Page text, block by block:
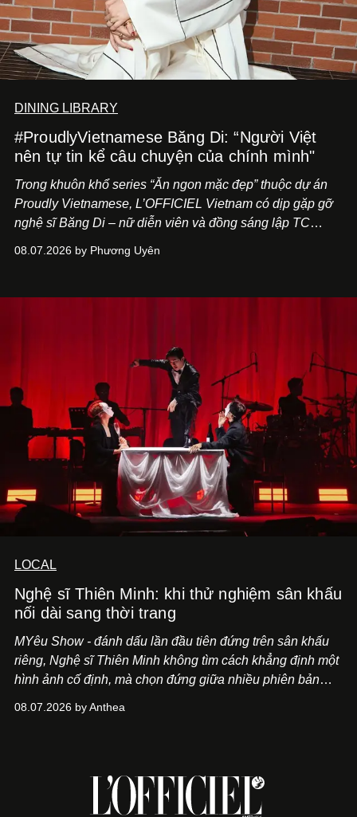
DINING LIBRARY
#ProudlyVietnamese Băng Di: “Người Việt
nên tự tin kể câu chuyện của chính mình"
Trong khuôn khổ series “Ăn ngon mặc đẹp” thuộc dự án
Proudly Vietnamese, L’OFFICIEL Vietnam có dịp gặp gỡ
nghệ sĩ Băng Di – nữ diễn viên và đồng sáng lập TC
Kitchen Bar và SALEM tại TP.HCM.
08.07.2026 by Phương Uyên
LOCAL
Nghệ sĩ Thiên Minh: khi thử nghiệm sân khấu
nối dài sang thời trang
MYêu Show - đánh dấu lần đầu tiên đứng trên sân khấu
riêng, Nghệ sĩ Thiên Minh không tìm cách khẳng định một
hình ảnh cố định, mà chọn đứng giữa nhiều phiên bản
một bộ suit lụa - như một cách "take the risk" khác, ngoài
08.07.2026 by Anthea